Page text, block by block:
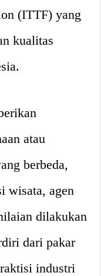
(ITTF) yang
kualitas
atau
berbeda,
wisata, agen
dilakukan
dari pakar
industri